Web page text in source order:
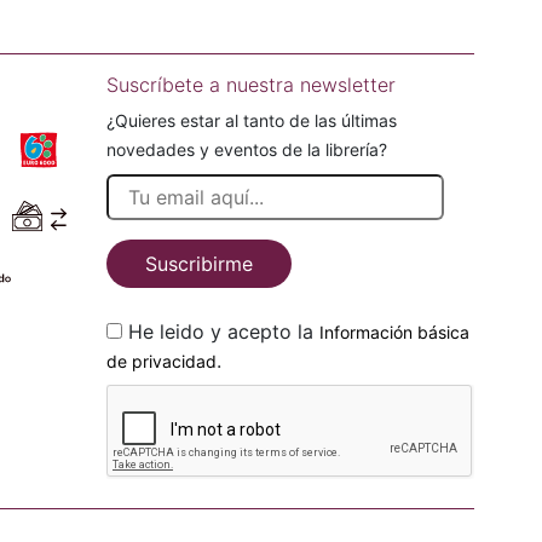
Suscríbete a nuestra newsletter
¿Quieres estar al tanto de las últimas
novedades y eventos de la librería?
Suscribirme
He leido y acepto la Información básica
de privacidad.